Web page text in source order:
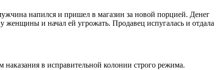
напился и пришел в магазин за новой порцией. Денег
женщины и начал ей угрожать. Продавец испугалась и отдала
в исправительной колонии строго режима.